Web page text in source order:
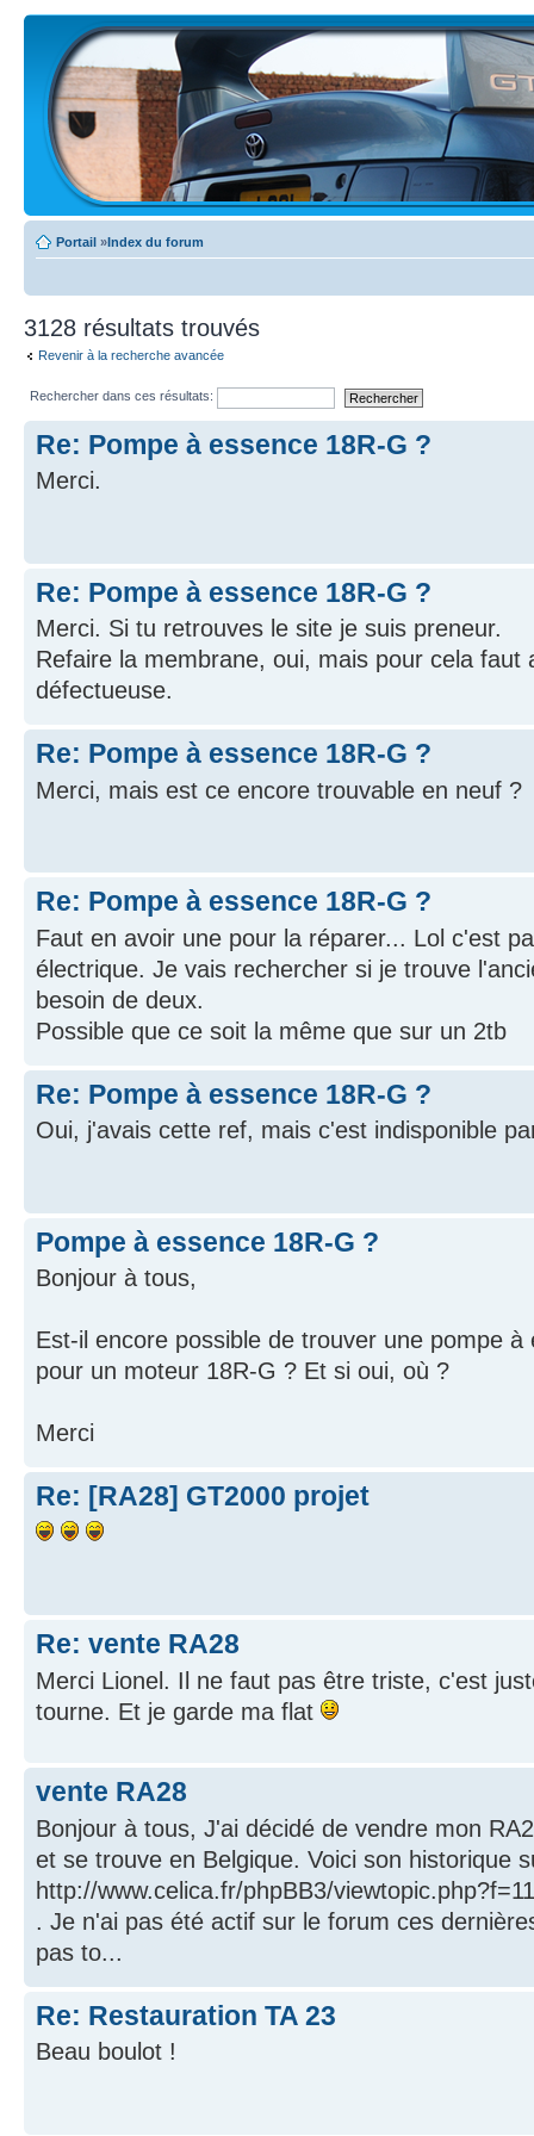
Portail »Index du forum
3128 résultats trouvés
Revenir à la recherche avancée
Rechercher dans ces résultats:
Re: Pompe à essence 18R-G ?
Merci.
Re: Pompe à essence 18R-G ?
Merci. Si tu retrouves le site je suis preneur.
Refaire la membrane, oui, mais pour cela faut
défectueuse.
Re: Pompe à essence 18R-G ?
Merci, mais est ce encore trouvable en neuf ?
Re: Pompe à essence 18R-G ?
Faut en avoir une pour la réparer... Lol c'est
électrique. Je vais rechercher si je trouve
besoin de deux.
Possible que ce soit la même que sur un 2tb
Re: Pompe à essence 18R-G ?
Oui, j'avais cette ref, mais c'est indisponible
Pompe à essence 18R-G ?
Bonjour à tous,
Est-il encore possible de trouver une pompe à
pour un moteur 18R-G ? Et si oui, où ?
Merci
Re: [RA28] GT2000 projet
Re: vente RA28
Merci Lionel. Il ne faut pas être triste, c'est
tourne. Et je garde ma flat
vente RA28
Bonjour à tous, J'ai décidé de vendre mon
et se trouve en Belgique. Voici son historique
http://www.celica.fr/phpBB3/
. Je n'ai pas été actif sur le forum ces
pas to...
Re: Restauration TA 23
Beau boulot !